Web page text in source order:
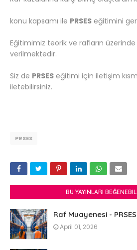
konu kapsamı ile PRSES eğitimini
Eğitimimiz teorik ve rafların
verilmektedir.
Siz de PRSES eğitimi için iletişim
iletebilirsiniz.
PRSES
BU YAYINLARI
Raf Muayenesi - PRSES
April 01, 2026